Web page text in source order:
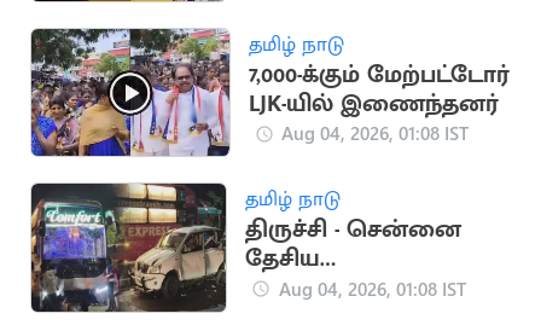
தமிழ் நாடு
7,000-க்கும் மேற்பட்டோர்
LJK-யில் இணைந்தனர்
Aug 04, 2026, 01:08 IST
தமிழ் நாடு
திருச்சி - சென்னை
தேசிய
நெடுஞ்சாலையில்
Aug 04, 2026, 01:08 IST